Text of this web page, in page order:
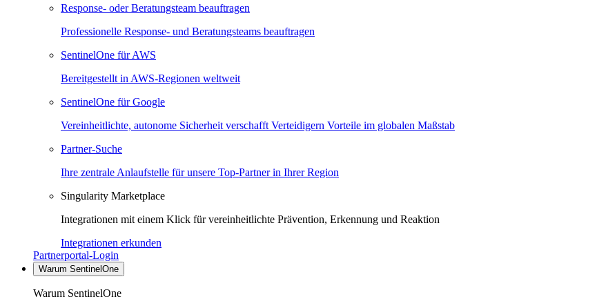
Response- oder Beratungsteam beauftragen
Professionelle Response- und Beratungsteams beauftragen
SentinelOne für AWS
Bereitgestellt in AWS-Regionen weltweit
SentinelOne für Google
Vereinheitlichte, autonome Sicherheit verschafft Verteidigern Vorteile im globalen Maßstab
Partner-Suche
Ihre zentrale Anlaufstelle für unsere Top-Partner in Ihrer Region
Singularity Marketplace
Integrationen mit einem Klick für vereinheitlichte Prävention, Erkennung und Reaktion
Integrationen erkunden
Partnerportal-Login
Warum SentinelOne
Warum SentinelOne